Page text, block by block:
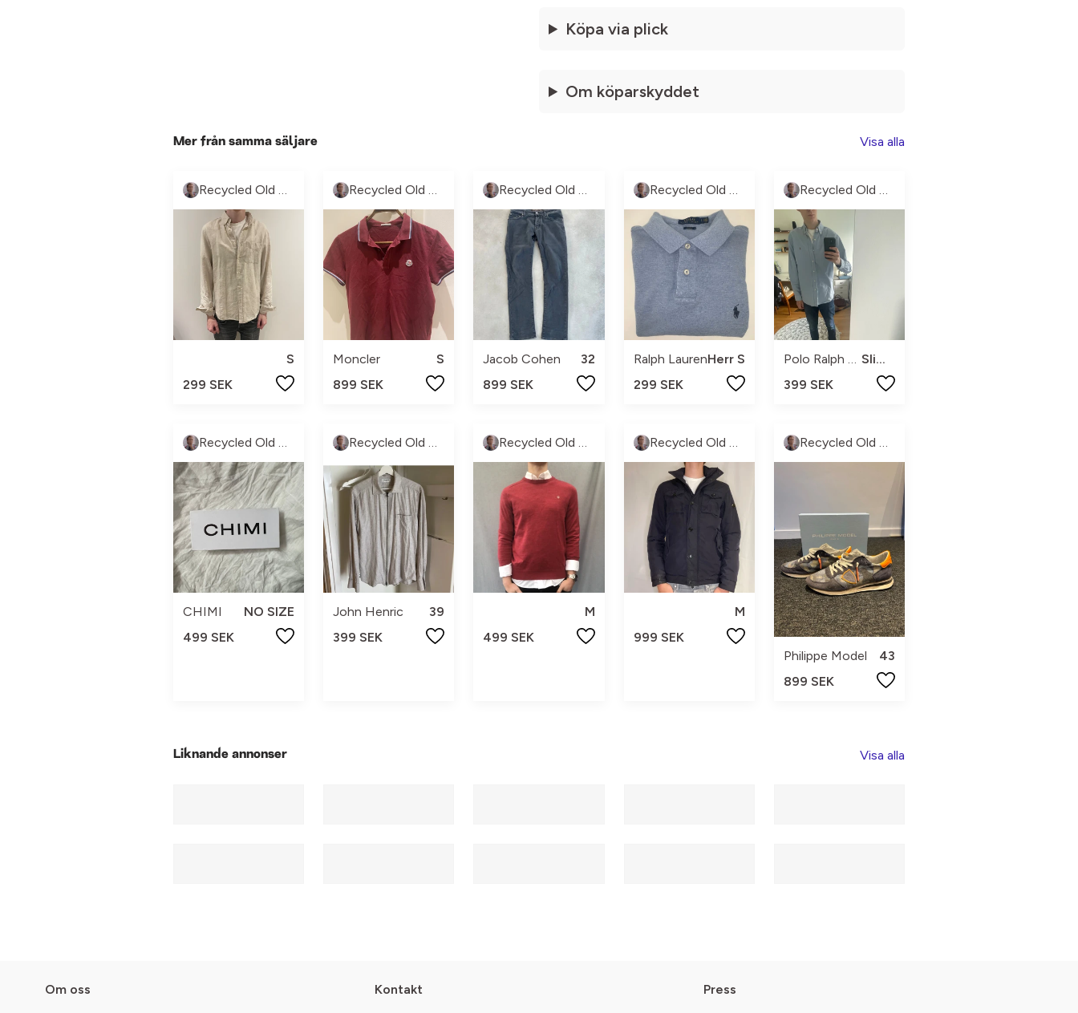
Köpa via plick
Om köparskyddet
Mer från samma säljare Visa alla
Recycled Old money
S
299 SEK
Recycled Old money
Moncler
S
899 SEK
Recycled Old money
Jacob Cohen
32
899 SEK
Recycled Old money
Ralph LaurenHerr S
299 SEK
Recycled Old money
Polo Ralph Lauren
Slim Fit
399 SEK
Recycled Old money
CHIMI
NO SIZE
499 SEK
Recycled Old money
John Henric
39
399 SEK
Recycled Old money
M
499 SEK
Recycled Old money
M
999 SEK
Recycled Old money
Philippe Model
43
899 SEK
Liknande annonser Visa alla
Om oss Kontakt Press